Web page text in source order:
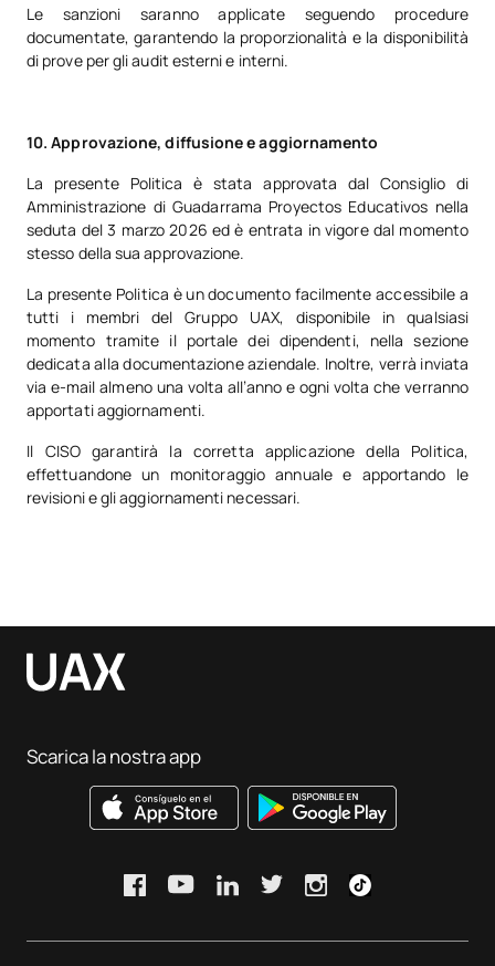
Le sanzioni saranno applicate seguendo procedure
documentate, garantendo la proporzionalità e la disponibilità
di prove per gli audit esterni e interni.
10. Approvazione, diffusione e aggiornamento
La presente Politica è stata approvata dal Consiglio di
Amministrazione di Guadarrama Proyectos Educativos nella
seduta del 3 marzo 2026 ed è entrata in vigore dal momento
stesso della sua approvazione.
La presente Politica è un documento facilmente accessibile a
tutti i membri del Gruppo UAX, disponibile in qualsiasi
momento tramite il portale dei dipendenti, nella sezione
dedicata alla documentazione aziendale. Inoltre, verrà inviata
via e-mail almeno una volta all’anno e ogni volta che verranno
apportati aggiornamenti.
Il CISO garantirà la corretta applicazione della Politica,
effettuandone un monitoraggio annuale e apportando le
revisioni e gli aggiornamenti necessari.
Scarica la nostra app